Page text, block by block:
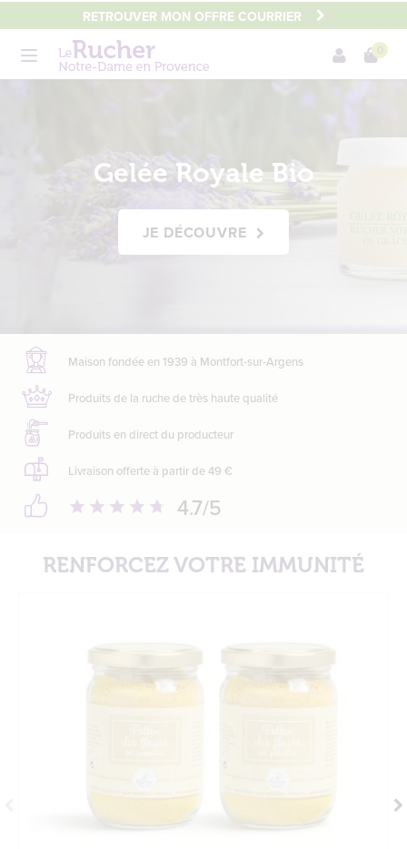
au
contenu
principal
RETROUVER MON OFFRE COURRIER
Menu
0
Gelée Royale Bio
JE DÉCOUVRE
Maison fondée en 1939 à Montfort-sur-Argens
Produits de la ruche de très haute qualité
Produits en direct du producteur
Livraison offerte à partir de 49 €
4.7/5
RENFORCEZ VOTRE IMMUNITÉ